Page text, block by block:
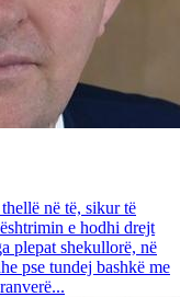
në të, sikur të
e hodhi drejt
plepat shekullorë, në
pse tundej bashkë me